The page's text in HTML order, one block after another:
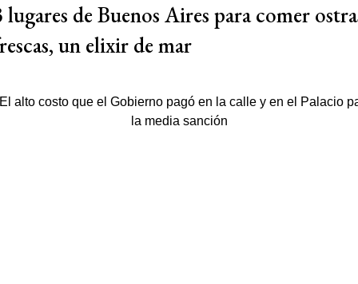
lugares de Buenos Aires para comer
un elixir de mar